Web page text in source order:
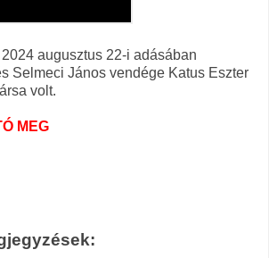
augusztus 22-i adásában
Selmeci János vendége Katus Eszter
volt.
MEG